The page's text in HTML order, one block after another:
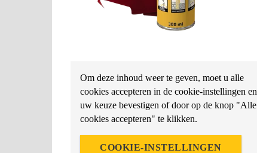
Om deze inhoud weer te geven, moet u alle
cookies accepteren in de cookie-instellingen en
uw keuze bevestigen of door op de knop "Alle
cookies accepteren" te klikken.
COOKIE-INSTELLINGEN